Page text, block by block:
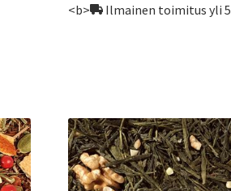
<b> Ilmainen toimitus yli